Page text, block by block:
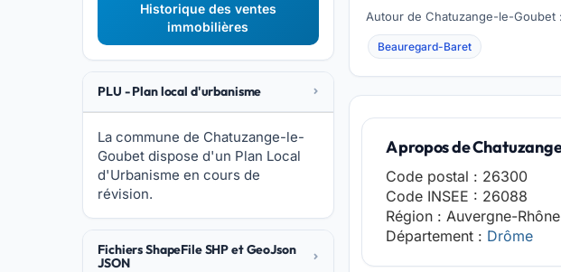
Historique des ventes
immobilières
PLU - Plan local d'urbanisme
La commune de Chatuzange-le-
Goubet dispose d'un Plan Local
d'Urbanisme en cours de
révision.
Fichiers ShapeFile SHP et GeoJson
JSON
Autour de Chatuzange-le-Goubet :
Beauregard-Baret
A propos de
Code postal : 26300
Code INSEE : 26088
Région : Auvergne-
Département : Drôme